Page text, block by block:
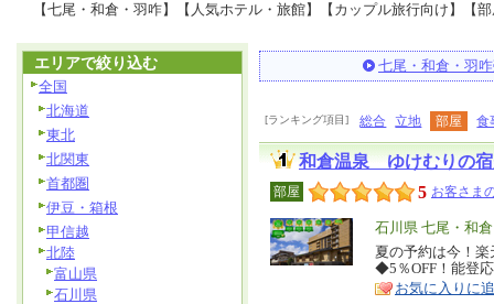
【七尾・和倉・羽咋】【人気ホテル・旅館】【カップル旅行向け】【
七尾・和倉・羽咋
[ランキング項目] 総合 立地 部屋 食
和倉温泉 ゆけむりの
部屋 5 お客さま
エ
リ
ア
石川県 七尾・和
特
徴
夏の予約は今！
◆5％OFF！能登
お気に入りに
エリアで絞り込む
全国
北海道
東北
北関東
首都圏
伊豆・箱根
甲信越
北陸
富山県
石川県